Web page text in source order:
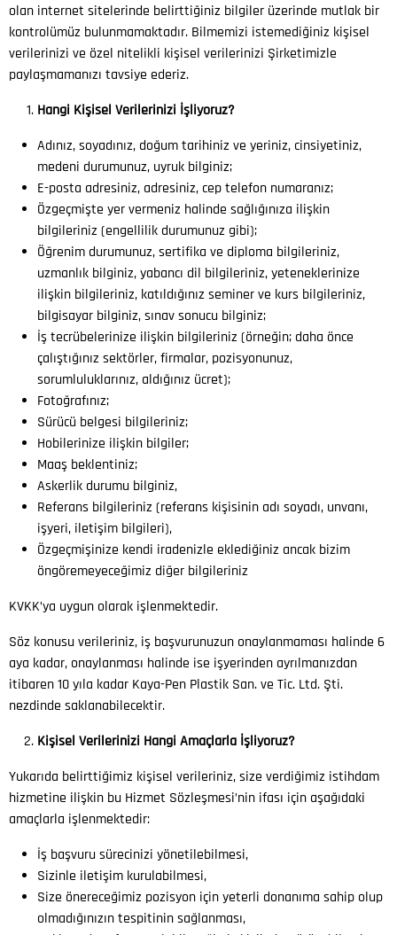
olan internet sitelerinde belirttiğiniz bilgiler üzerinde mutlak bir
kontrolümüz bulunmamaktadır. Bilmemizi istemediğiniz kişisel
verilerinizi ve özel nitelikli kişisel verilerinizi Şirketimizle
paylaşmamanızı tavsiye ederiz.
Hangi Kişisel Verilerinizi İşliyoruz?
Adınız, soyadınız, doğum tarihiniz ve yeriniz, cinsiyetiniz,
medeni durumunuz, uyruk bilginiz;
E-posta adresiniz, adresiniz, cep telefon numaranız;
Özgeçmişte yer vermeniz halinde sağlığınıza ilişkin
bilgileriniz (engellilik durumunuz gibi);
Öğrenim durumunuz, sertifika ve diploma bilgileriniz,
uzmanlık bilginiz, yabancı dil bilgileriniz, yeteneklerinize
ilişkin bilgileriniz, katıldığınız seminer ve kurs bilgileriniz,
bilgisayar bilginiz, sınav sonucu bilginiz;
İş tecrübelerinize ilişkin bilgileriniz (örneğin; daha önce
çalıştığınız sektörler, firmalar, pozisyonunuz,
sorumluluklarınız, aldığınız ücret);
Fotoğrafınız;
Sürücü belgesi bilgileriniz;
Hobilerinize ilişkin bilgiler;
Maaş beklentiniz;
Askerlik durumu bilginiz,
Referans bilgileriniz (referans kişisinin adı soyadı, unvanı,
işyeri, iletişim bilgileri),
Özgeçmişinize kendi iradenizle eklediğiniz ancak bizim
öngöremeyeceğimiz diğer bilgileriniz
KVKK’ya uygun olarak işlenmektedir.
Söz konusu verileriniz, iş başvurunuzun onaylanmaması halinde 6
aya kadar, onaylanması halinde ise işyerinden ayrılmanızdan
itibaren 10 yıla kadar Kaya-Pen Plastik San. ve Tic. Ltd. Şti.
nezdinde saklanabilecektir.
Kişisel Verilerinizi Hangi Amaçlarla İşliyoruz?
Yukarıda belirttiğimiz kişisel verileriniz, size verdiğimiz istihdam
hizmetine ilişkin bu Hizmet Sözleşmesi’nin ifası için aşağıdaki
amaçlarla işlenmektedir:
İş başvuru sürecinizi yönetilebilmesi,
Sizinle iletişim kurulabilmesi,
Size önereceğimiz pozisyon için yeterli donanıma sahip olup
olmadığınızın tespitinin sağlanması,